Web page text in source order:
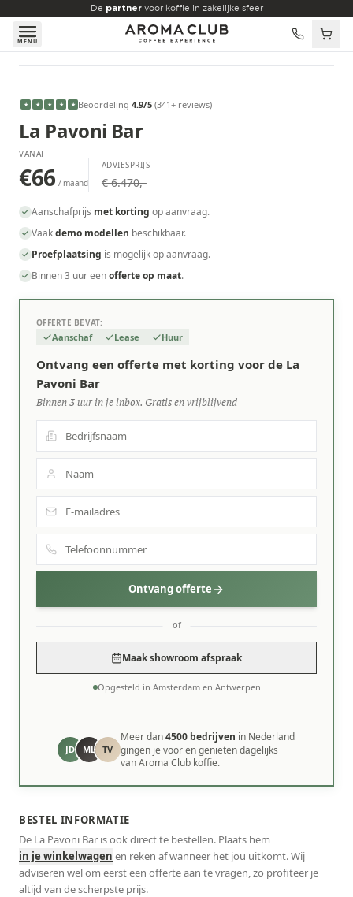
Skip to main content
De partnervoor koffie in zakelijke sfeer
MENU
€66 /maand
★ ★ ★ ★ ★ Beoordeling 4.9/5 (341+ reviews)
La Pavoni Bar
VANAF
€66 / maand
ADVIESPRIJS
€ 6.470,-
Aanschafprijs met korting op aanvraag.
Vaakdemo modellen beschikbaar.
Proefplaatsing is mogelijk op aanvraag.
Binnen 3 uur eenofferte op maat.
OFFERTE BEVAT:
Aanschaf Lease Huur
Ontvang een offerte met korting voor de La
Pavoni Bar
Binnen 3 uur in je inbox. Gratis en vrijblijvend
Ontvang offerte
of
Maak showroom afspraak
Opgesteld in Amsterdam en Antwerpen
JD ML TV
Meer dan4500 bedrijven in Nederland
gingen je voor en genieten dagelijks
van Aroma Club koffie.
BESTEL INFORMATIE
De La Pavoni Bar is ook direct te bestellen. Plaats hem
in je winkelwagen en reken af wanneer het jou uitkomt. Wij
adviseren wel om eerst een offerte aan te vragen, zo profiteer je
altijd van de scherpste prijs.